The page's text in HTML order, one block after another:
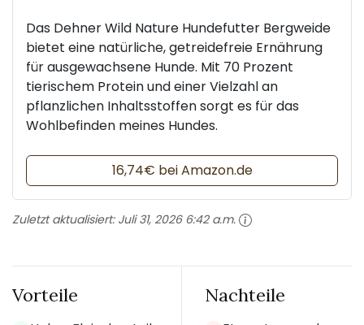
Das Dehner Wild Nature Hundefutter Bergweide
bietet eine natürliche, getreidefreie Ernährung
für ausgewachsene Hunde. Mit 70 Prozent
tierischem Protein und einer Vielzahl an
pflanzlichen Inhaltsstoffen sorgt es für das
Wohlbefinden meines Hundes.
16,74€ bei Amazon.de
Zuletzt aktualisiert: Juli 31, 2026 6:42 a.m.
Vorteile Nachteile